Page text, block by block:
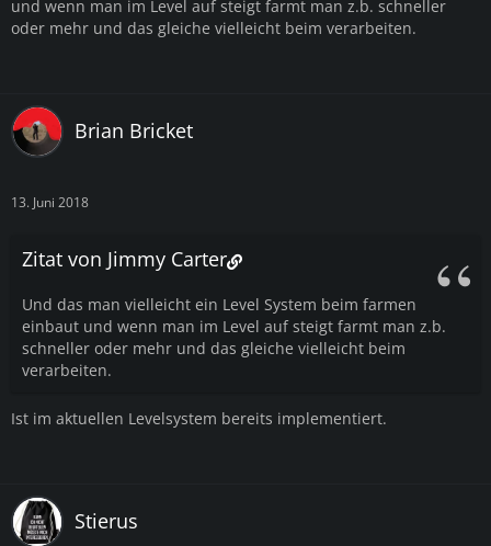
und wenn man im Level auf steigt farmt man z.b. schneller
oder mehr und das gleiche vielleicht beim verarbeiten.
Brian Bricket
13. Juni 2018
Zitat von Jimmy Carter
Und das man vielleicht ein Level System beim farmen
einbaut und wenn man im Level auf steigt farmt man z.b.
schneller oder mehr und das gleiche vielleicht beim
verarbeiten.
Ist im aktuellen Levelsystem bereits implementiert.
Stierus